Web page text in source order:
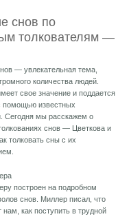
снов по
толкователям —
— увлекательная тема,
количества людей.
свое значение и поддается
помощью известных
Сегодня мы расскажем о
снов — Цветкова и
толковать сны с их
построен на подробном
снов. Миллер писал, что
нам, как поступить в трудной